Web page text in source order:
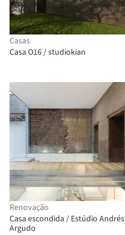
Casas
Casa O16 / studiokian
Renovação
Casa escondida / Estúdio Andrés
Argudo